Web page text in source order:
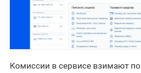
Комиссии в сервисе взимают